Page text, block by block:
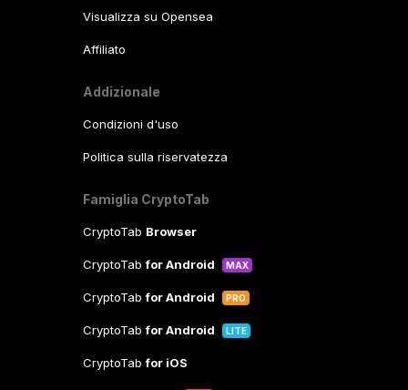
Visualizza su Opensea
Affiliato
Addizionale
Condizioni d'uso
Politica sulla riservatezza
Famiglia CryptoTab
CryptoTab Browser
CryptoTabfor Android MAX
CryptoTabfor Android PRO
CryptoTabfor Android LITE
CryptoTabfor iOS